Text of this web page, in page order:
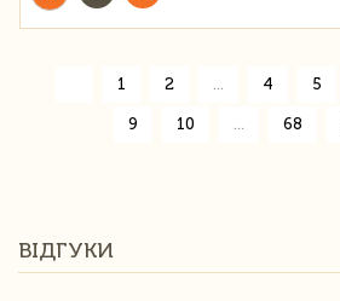
1 2 4 5
9 10 68
ВІДГУКИ